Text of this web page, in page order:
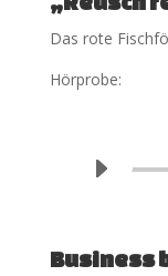
Das rote
Hörprobe:
Business